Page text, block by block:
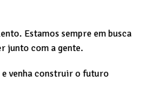
Estamos sempre em busca
junto com a gente.
venha construir o futuro